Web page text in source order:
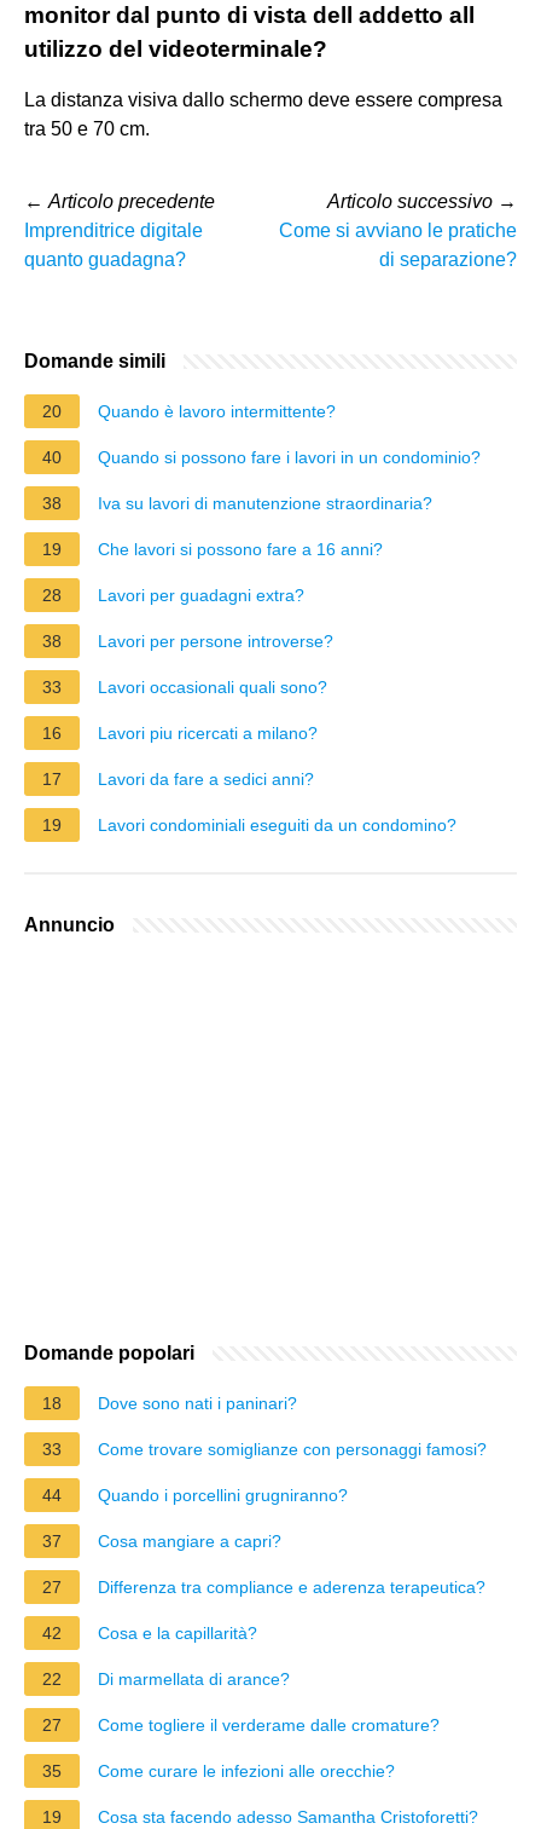
monitor dal punto di vista dell addetto all
utilizzo del videoterminale?
La distanza visiva dallo schermo deve essere compresa
tra 50 e 70 cm.
← Articolo precedente
Imprenditrice digitale
quanto guadagna?
Articolo successivo →
Come si avviano le pratiche
di separazione?
Domande simili
20 Quando è lavoro intermittente?
40 Quando si possono fare i lavori in un condominio?
38 Iva su lavori di manutenzione straordinaria?
19 Che lavori si possono fare a 16 anni?
28 Lavori per guadagni extra?
38 Lavori per persone introverse?
33 Lavori occasionali quali sono?
16 Lavori piu ricercati a milano?
17 Lavori da fare a sedici anni?
19 Lavori condominiali eseguiti da un condomino?
Annuncio
Domande popolari
18 Dove sono nati i paninari?
33 Come trovare somiglianze con personaggi famosi?
44 Quando i porcellini grugniranno?
37 Cosa mangiare a capri?
27 Differenza tra compliance e aderenza terapeutica?
42 Cosa e la capillarità?
22 Di marmellata di arance?
27 Come togliere il verderame dalle cromature?
35 Come curare le infezioni alle orecchie?
19 Cosa sta facendo adesso Samantha Cristoforetti?